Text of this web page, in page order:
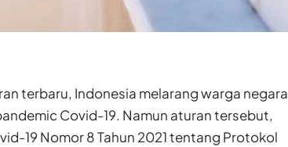
terbaru, Indonesia melarang warga negara
Covid-19. Namun aturan tersebut,
19 Nomor 8 Tahun 2021 tentang Protokol